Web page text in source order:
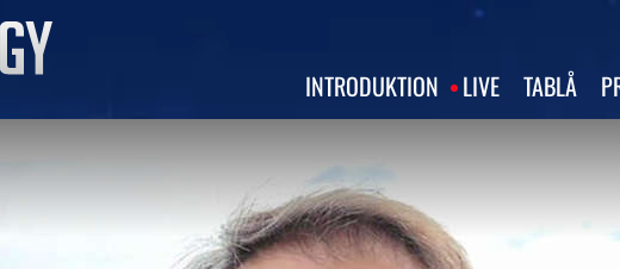
INTRODUKTION LIVE TABLÅ